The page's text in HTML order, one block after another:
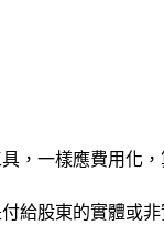
，一樣應費用化
股東的實體或